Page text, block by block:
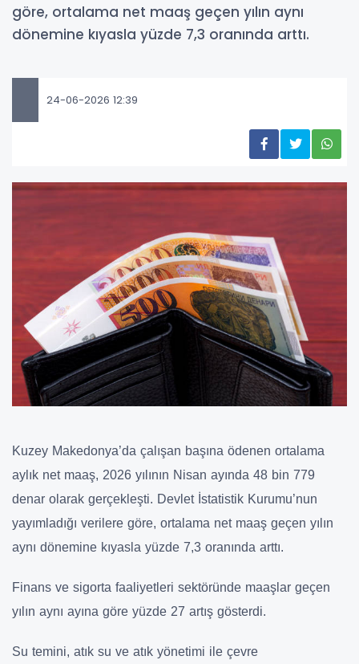
göre, ortalama net maaş geçen yılın aynı
dönemine kıyasla yüzde 7,3 oranında arttı.
24-06-2026 12:39
Kuzey Makedonya’da çalışan başına ödenen ortalama
aylık net maaş, 2026 yılının Nisan ayında 48 bin 779
denar olarak gerçekleşti. Devlet İstatistik Kurumu’nun
yayımladığı verilere göre, ortalama net maaş geçen yılın
aynı dönemine kıyasla yüzde 7,3 oranında arttı.
Finans ve sigorta faaliyetleri sektöründe maaşlar geçen
yılın aynı ayına göre yüzde 27 artış gösterdi.
Su temini, atık su ve atık yönetimi ile çevre